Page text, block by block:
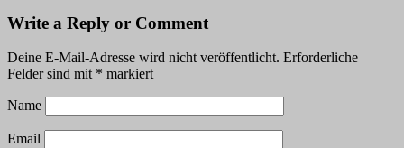
Write a Reply or Comment
Deine E-Mail-Adresse wird nicht veröffentlicht. Erforderliche
Felder sind mit * markiert
Name
Email